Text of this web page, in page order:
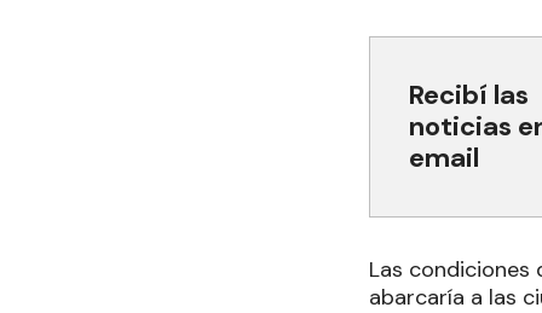
Recibí las
noticias
email
Las condiciones
abarcaría a las